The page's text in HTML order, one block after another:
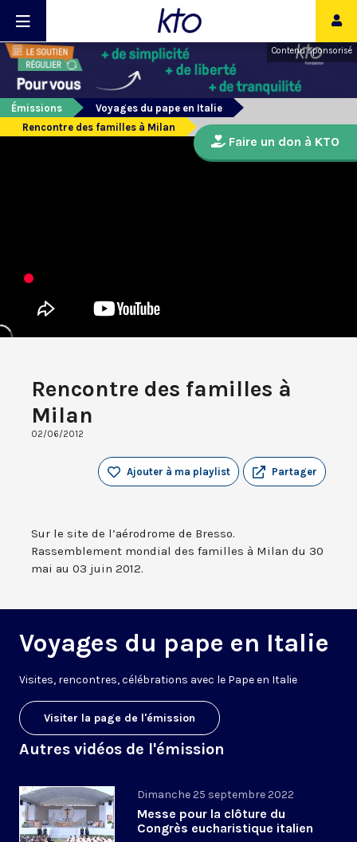
Contenu sponsorisé
Émissions
Voyages du pape en Italie
Rencontre des familles à Milan
Rencontre des familles à
Milan
02/06/2012
Partager
Ajouter à ma playlist
Sur le site de l’aérodrome de Bresso.
Rassemblement mondial des familles à Milan du 30
mai au 03 juin 2012.
Voyages du pape en Italie
Visites, rencontres, célébrations avec le Pape en Italie
Visiter la page de l'émission
Autres vidéos de l'émission
Dimanche 25 septembre 2022
Messe pour la clôture du
Congrès eucharistique italien
Faire un don à KTO